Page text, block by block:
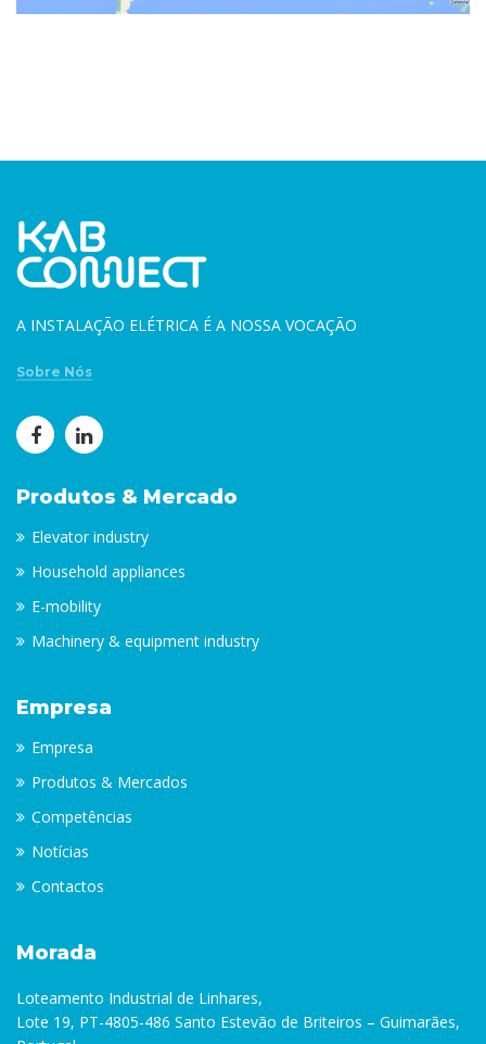
A INSTALAÇÃO ELÉTRICA É A NOSSA VOCAÇÃO
Sobre Nós
Produtos & Mercado
Elevator industry
Household appliances
E-mobility
Machinery & equipment industry
Empresa
Empresa
Produtos & Mercados
Competências
Notícias
Contactos
Morada
Loteamento Industrial de Linhares,
Lote 19, PT-4805-486 Santo Estevão de Briteiros – Guimarães,